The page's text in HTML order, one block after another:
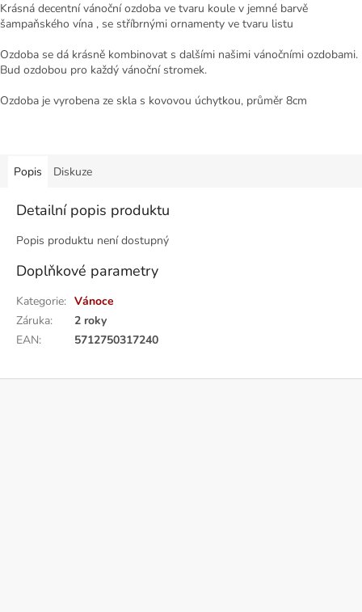
Krásná decentní vánoční ozdoba ve tvaru koule v jemné barvě
šampaňského vína , se stříbrnými ornamenty ve tvaru listu
Ozdoba se dá krásně kombinovat s dalšími našimi vánočními ozdobami.
Bud ozdobou pro každý vánoční stromek.
Ozdoba je vyrobena ze skla s kovovou úchytkou, průměr 8cm
Popis Diskuze
Detailní popis produktu
Popis produktu není dostupný
Doplňkové parametry
Kategorie: Vánoce
Záruka:
2 roky
EAN: 5712750317240
Z